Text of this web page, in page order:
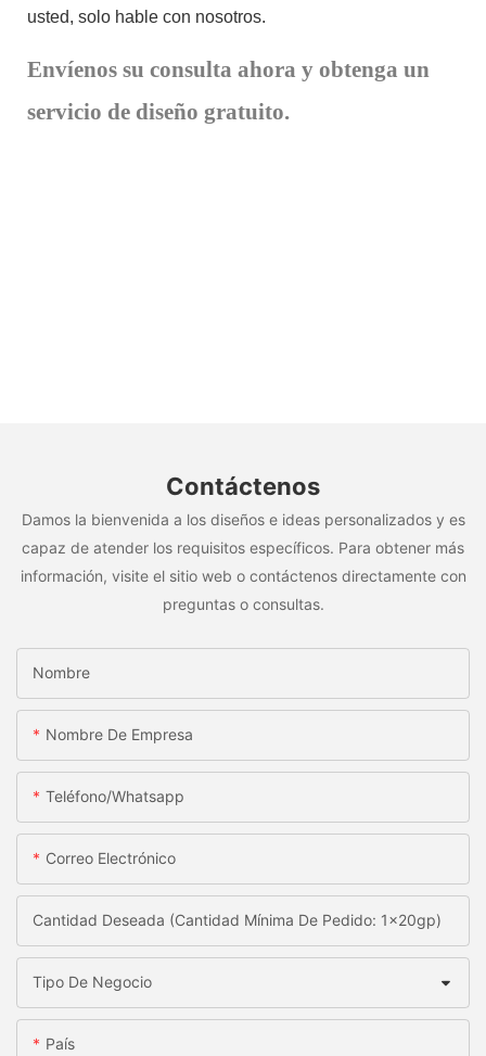
usted, solo hable con nosotros.
Envíenos su consulta ahora y obtenga un
servicio de diseño gratuito.
Contáctenos
Damos la bienvenida a los diseños e ideas personalizados y es
capaz de atender los requisitos específicos. Para obtener más
información, visite el sitio web o contáctenos directamente con
preguntas o consultas.
Nombre
Nombre De Empresa
Teléfono/whatsapp
Correo Electrónico
Cantidad Deseada (Cantidad Mínima De Pedido: 1x20gp)
Tipo De Negocio
País